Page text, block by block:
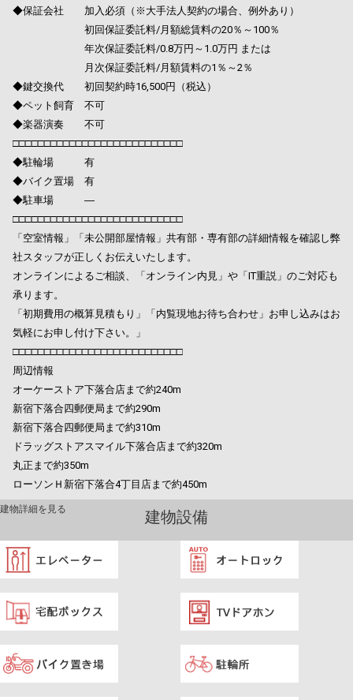
◆保証会社 加入必須（※大手法人契約の場合、例外あり）
初回保証委託料/月額総賃料の20％～100％
年次保証委託料/0.8万円～1.0万円 または
月次保証委託料/月額賃料の1％～2％
◆鍵交換代 初回契約時16,500円（税込）
◆ペット飼育 不可
◆楽器演奏 不可
□□□□□□□□□□□□□□□□□□□□□□□□□□□
◆駐輪場 有
◆バイク置場 有
◆駐車場 ―
□□□□□□□□□□□□□□□□□□□□□□□□□□□
「空室情報」「未公開部屋情報」共有部・専有部の詳細情報を確認し弊
社スタッフが正しくお伝えいたします。
オンラインによるご相談、「オンライン内見」や「IT重説」のご対応も
承ります。
「初期費用の概算見積もり」「内覧現地お待ち合わせ」お申し込みはお
気軽にお申し付け下さい。」
□□□□□□□□□□□□□□□□□□□□□□□□□□□
周辺情報
オーケーストア下落合店まで約240m
新宿下落合四郵便局まで約290m
新宿下落合四郵便局まで約310m
ドラッグストアスマイル下落合店まで約320m
丸正まで約350m
ローソンＨ新宿下落合4丁目店まで約450m
建物設備
建物詳細を見る